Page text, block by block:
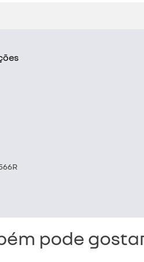
pode